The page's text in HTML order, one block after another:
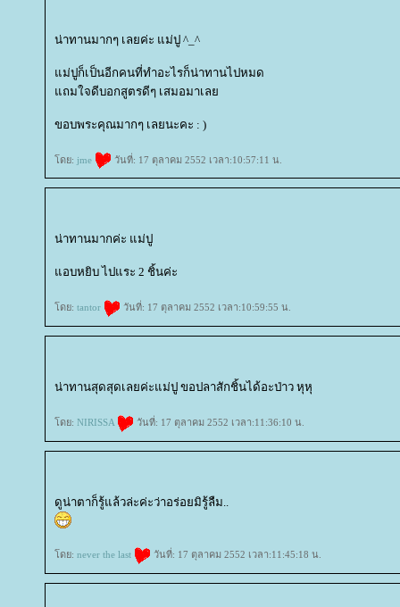
น่าทานมากๆ เลยค่ะ แม่ปู ^_^
ม่ปูก็เป็นอีกคนที่ทำอะไรก็น่าทานไปหมด
ถมใจดีบอกสูตรดีๆ เสมอมาเล
ขอบพระคุณมากๆ เลยนะคะ : )
ดย: jme วันที่: 17 ตุลาคม 2552 เวลา:10:57:11 น.
น่าทานมากค่ะ แม่ปู
อบหยิบ ไปแระ 2 ชิ้นค่ะ
ดย: tantor วันที่: 17 ตุลาคม 2552 เวลา:10:59:55 น.
น่าทานสุดสุดเลยค่ะแม่ปู ขอปลาสักชิ้นได้อะป่าว หุหุ
ดย: NIRISSA วันที่: 17 ตุลาคม 2552 เวลา:11:36:10 น.
ดูน่าตาก็รู้แล้วล่ะค่ะว่าอร่อยมิรู้ลืม..
ดย: never the last วันที่: 17 ตุลาคม 2552 เวลา:11:45:18 น.